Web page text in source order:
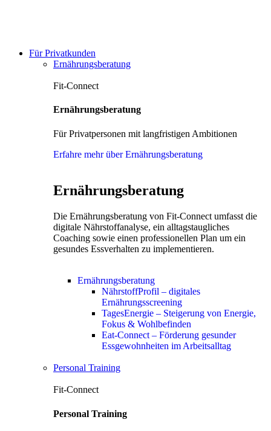
Für Privatkunden
Ernährungsberatung
Fit-Connect
Ernährungsberatung
Für Privatpersonen mit langfristigen Ambitionen
Erfahre mehr über Ernährungsberatung
Ernährungsberatung
Die Ernährungsberatung von Fit-Connect umfasst die
digitale Nährstoffanalyse, ein alltagstaugliches
Coaching sowie einen professionellen Plan um ein
gesundes Essverhalten zu implementieren.
Ernährungsberatung
NährstoffProfil – digitales
Ernährungsscreening
TagesEnergie – Steigerung von Energie,
Fokus & Wohlbefinden
Eat-Connect – Förderung gesunder
Essgewohnheiten im Arbeitsalltag
Personal Training
Fit-Connect
Personal Training